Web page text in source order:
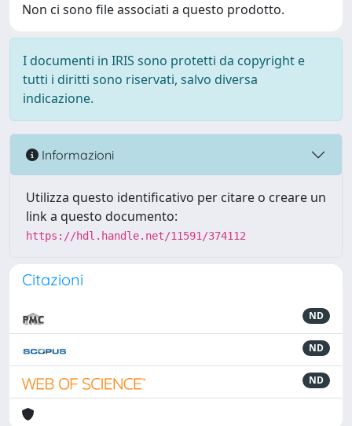
Non ci sono file associati a questo prodotto.
I documenti in IRIS sono protetti da copyright e
tutti i diritti sono riservati, salvo diversa
indicazione.
Informazioni
Utilizza questo identificativo per citare o creare un
link a questo documento:
https://hdl.handle.net/11591/374112
Citazioni
ND
ND
ND